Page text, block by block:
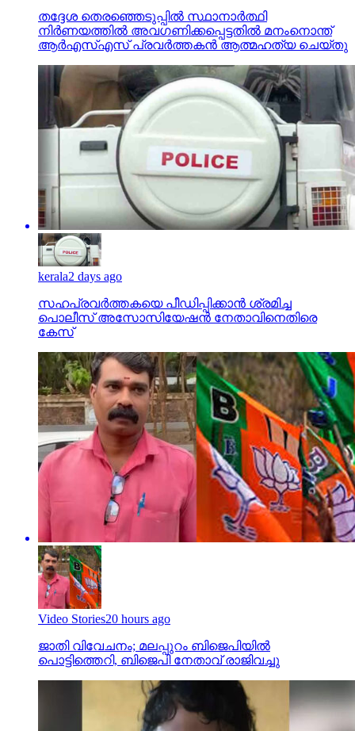
തദ്ദേശ തെരഞ്ഞെടുപ്പില്‍ സ്ഥാനാര്‍ത്ഥി
നിര്‍ണയത്തില്‍ അവഗണിക്കപ്പെട്ടതില്‍ മനംനൊന്ത്
ആര്‍എസ്എസ് പ്രവര്‍ത്തകന്‍ ആത്മഹത്യ ചെയ്തു
kerala2 days ago
സഹപ്രവര്‍ത്തകയെ പീഡിപ്പിക്കാന്‍ ശ്രമിച്ച
പൊലീസ് അസോസിയേഷന്‍ നേതാവിനെതിരെ
കേസ്
Video Stories20 hours ago
ജാതി വിവേചനം; മലപ്പുറം ബിജെപിയില്‍
പൊട്ടിത്തെറി, ബിജെപി നേതാവ് രാജിവച്ചു